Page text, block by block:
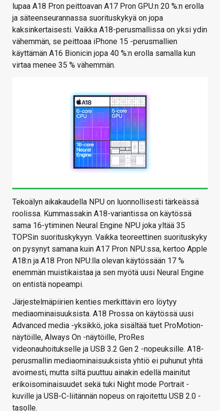
lupaa A18 Pron peittoavan A17 Pron GPU:n 20 %:n erolla
ja säteenseurannassa suorituskykyä on jopa
kaksinkertaisesti. Vaikka A18-perusmallissa on yksi ydin
vähemmän, se peittoaa iPhone 15 -perusmallien
käyttämän A16 Bionicin jopa 40 %:n erolla samalla kun
virtaa menee 35 % vähemmän.
Tekoälyn aikakaudella NPU on luonnollisesti tärkeässä
roolissa. Kummassakin A18-variantissa on käytössä
sama 16-ytiminen Neural Engine NPU joka yltää 35
TOPSin suorituskykyyn. Vaikka teoreettinen suorituskyky
on pysynyt samana kuin A17 Pron NPU:ssa, kertoo Apple
A18:n ja A18 Pron NPU:lla olevan käytössään 17 %
enemmän muistikaistaa ja sen myötä uusi Neural Engine
on entistä nopeampi.
Järjestelmäpiirien kenties merkittävin ero löytyy
mediaominaisuuksista. A18 Prossa on käytössä uusi
Advanced media -yksikkö, joka sisältää tuet ProMotion-
näytöille, Always On -näytöille, ProRes
videonauhoitukselle ja USB 3.2 Gen 2 -nopeuksille. A18-
perusmallin mediaominaisuuksista yhtiö ei puhunut yhtä
avoimesti, mutta siltä puuttuu ainakin edellä mainitut
erikoisominaisuudet sekä tuki Night mode Portrait -
kuville ja USB-C-liitännän nopeus on rajoitettu USB 2.0 -
tasolle.